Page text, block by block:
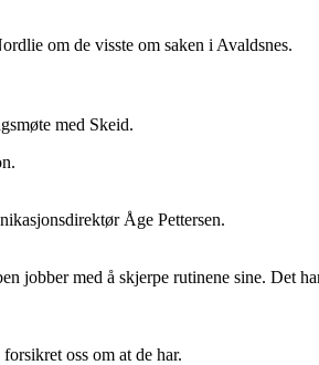
om de visste om saken i Avaldsnes.
med Skeid.
Åge Pettersen.
jobber med å skjerpe rutinene sine. Det
oss om at de har.